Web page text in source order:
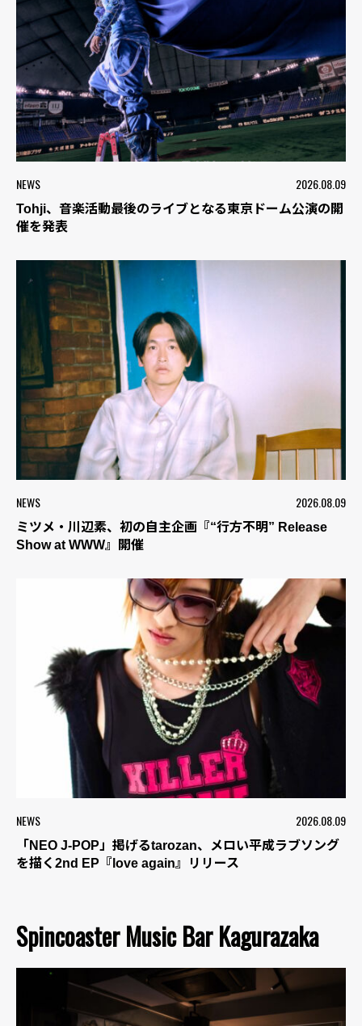
NEWS 2026.08.09
Tohji、音楽活動最後のライブとなる東京ドーム公演の開
催を発表
NEWS 2026.08.09
ミツメ・川辺素、初の自主企画『“行方不明” Release
Show at WWW』開催
NEWS 2026.08.09
「NEO J-POP」掲げるtarozan、メロい平成ラブソング
を描く2nd EP『love again』リリース
Spincoaster Music Bar Kagurazaka